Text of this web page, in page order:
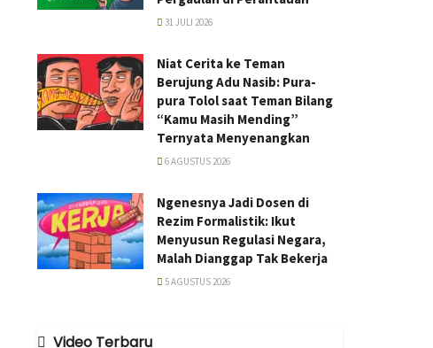
31 JULI 2026
Niat Cerita ke Teman
Berujung Adu Nasib: Pura-
pura Tolol saat Teman Bilang
“Kamu Masih Mending”
Ternyata Menyenangkan
6 AGUSTUS 2026
Ngenesnya Jadi Dosen di
Rezim Formalistik: Ikut
Menyusun Regulasi Negara,
Malah Dianggap Tak Bekerja
5 AGUSTUS 2026
Video Terbaru